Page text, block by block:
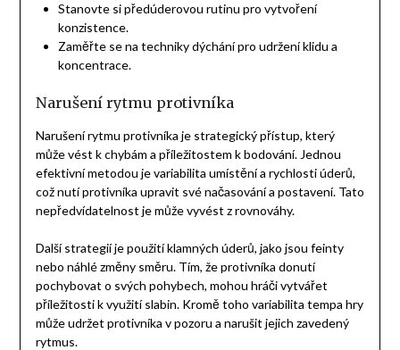
Stanovte si předúderovou rutinu pro vytvoření
konzistence.
Zaměřte se na techniky dýchání pro udržení klidu a
koncentrace.
Narušení rytmu protivníka
Narušení rytmu protivníka je strategický přístup, který
může vést k chybám a příležitostem k bodování. Jednou
efektivní metodou je variabilita umístění a rychlosti úderů,
což nutí protivníka upravit své načasování a postavení. Tato
nepředvídatelnost je může vyvést z rovnováhy.
Další strategií je použití klamných úderů, jako jsou feinty
nebo náhlé změny směru. Tím, že protivníka donutí
pochybovat o svých pohybech, mohou hráči vytvářet
příležitosti k využití slabin. Kromě toho variabilita tempa hry
může udržet protivníka v pozoru a narušit jejich zavedený
rytmus.